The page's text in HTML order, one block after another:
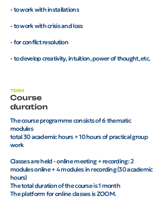
- to work with installations
- to work with crisis and loss
- for conflict resolution
- to develop creativity, intuition, power of thought, etc.
TERM
Course
duration
The course programme consists of 6 thematic
modules
total 30 academic hours + 10 hours of practical group
work
Classes are held - online meeting + recording: 2
modules online + 4 modules in recording (30 academic
hours)
The total duration of the course is 1 month
The platform for online classes is ZOOM.